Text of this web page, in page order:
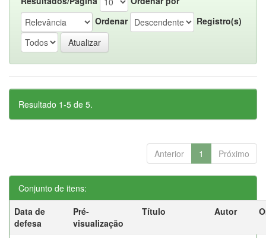
Ordenar
Registro(s)
Resultado 1-5 de 5.
Anterior 1 Próximo
Conjunto de itens:
Data de
defesa
Pré-
visualização
Título Autor